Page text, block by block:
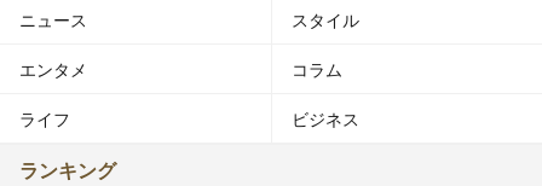
ニュース スタイル
エンタメ コラム
ライフ ビジネス
ランキング